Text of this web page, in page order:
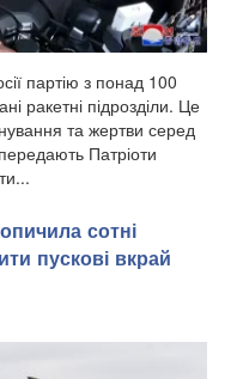
партію з понад 100
ракетні підрозділи. Це
та жертви серед
Патріоти
сотні
пускові вкрай